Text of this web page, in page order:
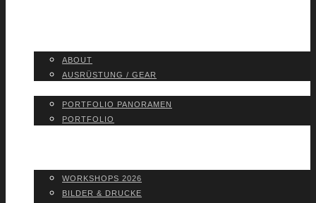
ABOUT
AUS­RÜS­TUNG / GEAR
PORT­FO­LIO PAN­ORA­MEN
PORT­FO­LIO
WORK­SHOPS 2026
BIL­DER & DRU­CKE